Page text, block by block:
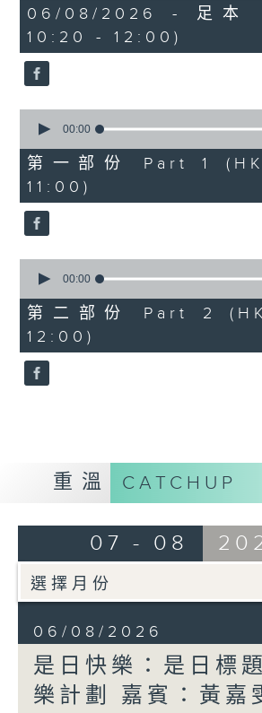
1
hour,
26
minutes,
6
seconds
06/08/2026 - 足本
10:20 - 12:00)
seconds
38
minutes,
30
seconds
00:00
第一部份 Part 1
11:00)
seconds
47
minutes,
46
seconds
00:00
第二部份 Part 2
12:00)
重溫 CATCHUP
07 - 08
06/08/2026
是日快樂：是日標
樂計劃 嘉賓：黃嘉